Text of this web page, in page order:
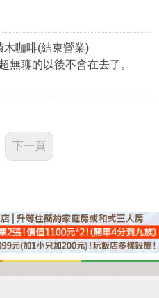
木咖啡(結束營業)
無聊的以後不會在去了。
下一頁